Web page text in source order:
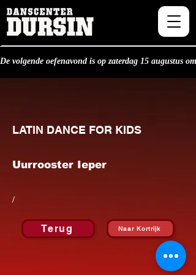
De volgende oefenavond is op zaterdag 15 augustus om
LATIN DANCE FOR KIDS
Uurrooster Ieper
/
Terug Naar Kortrijk